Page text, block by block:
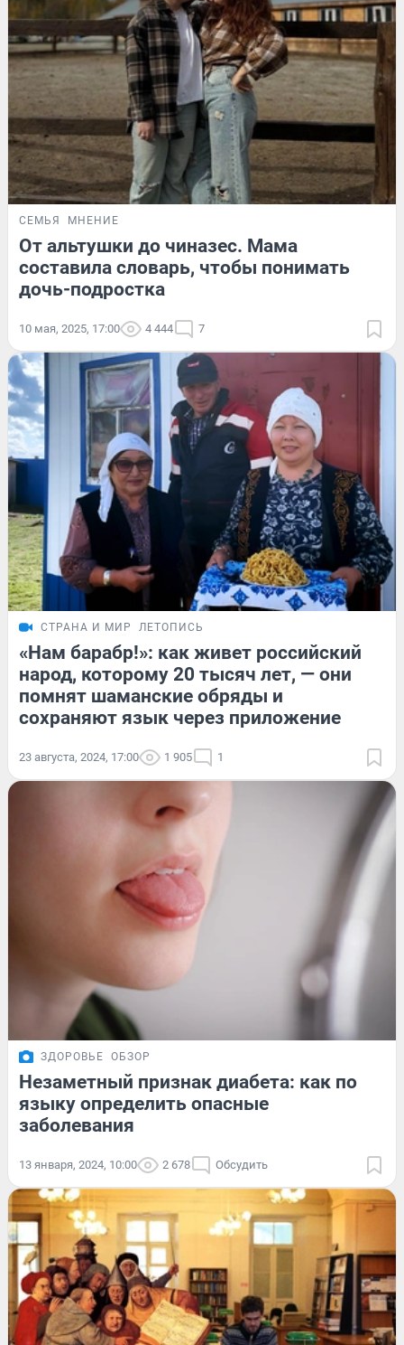
СЕМЬЯ МНЕНИЕ
От альтушки до чиназес. Мама
составила словарь, чтобы понимать
дочь-подростка
10 мая, 2025, 17:00 4 444 7
СТРАНА И МИР ЛЕТОПИСЬ
«Нам барабр!»: как живет российский
народ, которому 20 тысяч лет, — они
помнят шаманские обряды и
сохраняют язык через приложение
23 августа, 2024, 17:00 1 905 1
ЗДОРОВЬЕ ОБЗОР
Незаметный признак диабета: как по
языку определить опасные
заболевания
13 января, 2024, 10:00 2 678 Обсудить